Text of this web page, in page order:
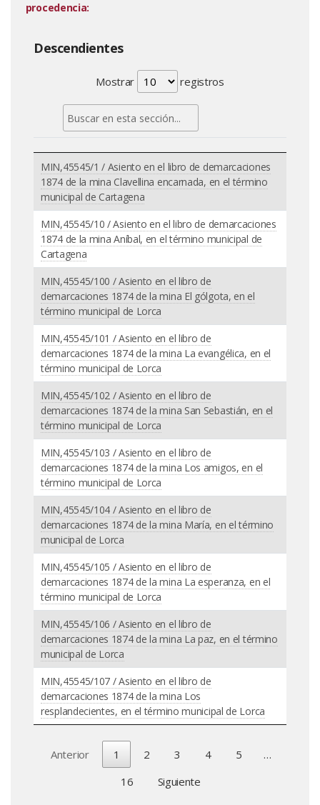
procedencia:
Descendientes
Mostrar registros
MIN,45545/1 / Asiento en el libro de demarcaciones
1874 de la mina Clavellina encarnada, en el término
municipal de Cartagena
MIN,45545/10 / Asiento en el libro de demarcaciones
1874 de la mina Aníbal, en el término municipal de
Cartagena
MIN,45545/100 / Asiento en el libro de
demarcaciones 1874 de la mina El gólgota, en el
término municipal de Lorca
MIN,45545/101 / Asiento en el libro de
demarcaciones 1874 de la mina La evangélica, en el
término municipal de Lorca
MIN,45545/102 / Asiento en el libro de
demarcaciones 1874 de la mina San Sebastián, en el
término municipal de Lorca
MIN,45545/103 / Asiento en el libro de
demarcaciones 1874 de la mina Los amigos, en el
término municipal de Lorca
MIN,45545/104 / Asiento en el libro de
demarcaciones 1874 de la mina María, en el término
municipal de Lorca
MIN,45545/105 / Asiento en el libro de
demarcaciones 1874 de la mina La esperanza, en el
término municipal de Lorca
MIN,45545/106 / Asiento en el libro de
demarcaciones 1874 de la mina La paz, en el término
municipal de Lorca
MIN,45545/107 / Asiento en el libro de
demarcaciones 1874 de la mina Los
resplandecientes, en el término municipal de Lorca
Anterior 1 2 3 4 5
…
16
Siguiente